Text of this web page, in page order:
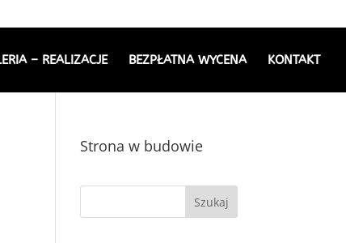
– REALIZACJE BEZPŁATNA WYCENA KONTAKT
Strona w budowie